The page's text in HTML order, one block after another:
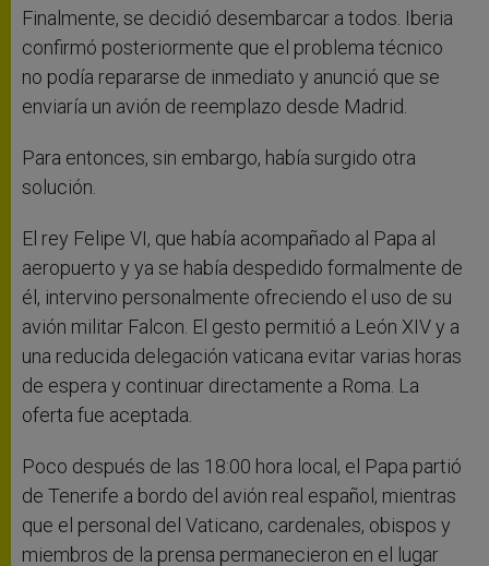
Finalmente, se decidió desembarcar a todos. Iberia
confirmó posteriormente que el problema técnico
no podía repararse de inmediato y anunció que se
enviaría un avión de reemplazo desde Madrid.
Para entonces, sin embargo, había surgido otra
solución.
El rey Felipe VI, que había acompañado al Papa al
aeropuerto y ya se había despedido formalmente de
él, intervino personalmente ofreciendo el uso de su
avión militar Falcon. El gesto permitió a León XIV y a
una reducida delegación vaticana evitar varias horas
de espera y continuar directamente a Roma. La
oferta fue aceptada.
Poco después de las 18:00 hora local, el Papa partió
de Tenerife a bordo del avión real español, mientras
que el personal del Vaticano, cardenales, obispos y
miembros de la prensa permanecieron en el lugar